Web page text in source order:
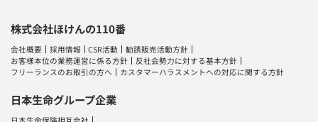
株式会社ほけんの110番
会社概要 採用情報 CSR活動
勧誘販売活動方針
お客様本位の業務運営に係る方針
反社会勢力に対する基本方針
フリーランスのお取引の方へ
カスタマーハラスメントへの対応に関する方針
日本生命グループ企業